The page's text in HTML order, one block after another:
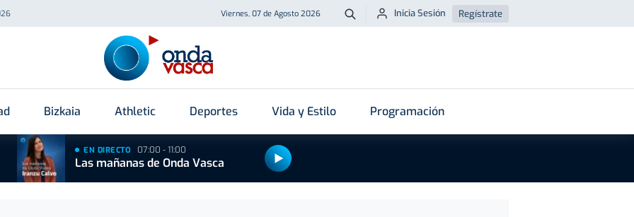
Viernes, 07 de Agosto 2026 Buscar
Inicia Sesión Regístrate
Bizkaia Athletic Deportes Vida y Estilo Programación
EN DIRECTO 07:00 - 11:00
Las mañanas de Onda Vasca